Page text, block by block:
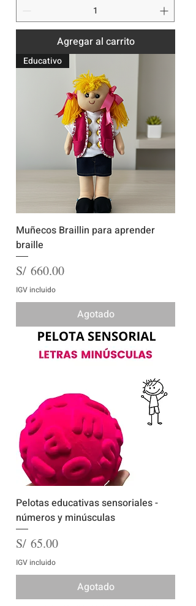
Agregar al carrito
Educativo
Muñecos Braillin para aprender
braille
Precio
S/ 660.00
IGV incluido
Agotado
Pelotas educativas sensoriales -
números y minúsculas
Precio
S/ 65.00
IGV incluido
Agotado